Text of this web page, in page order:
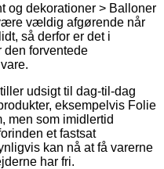
og dekorationer > Balloner
vældig afgørende når
så derfor er det i
den forventede
udsigt til dag-til-dag
eksempelvis Folie
men som imidlertid
et fastsat
kan nå at få varerne
har fri.